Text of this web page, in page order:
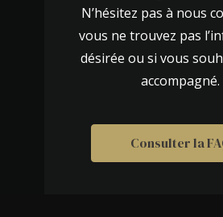
N’hésitez pas à nous
vous ne trouvez pas
désirée ou si vous
accompagné.
Consulter la